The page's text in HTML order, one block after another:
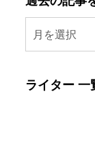
月を選択
ライター 一